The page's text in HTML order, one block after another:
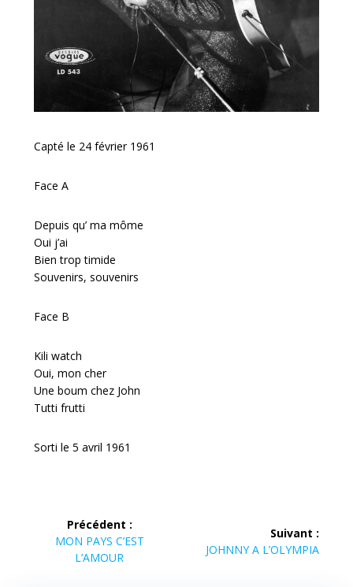
Capté le 24 février 1961
Face A
Depuis qu’ ma môme
Oui j’ai
Bien trop timide
Souvenirs, souvenirs
Face B
Kili watch
Oui, mon cher
Une boum chez John
Tutti frutti
Sorti le 5 avril 1961
Navigation
Précédent :
Article
précédent :
MON PAYS C’EST
L’AMOUR
Suivant :
Article
JOHNNY A L’OLYMPIA